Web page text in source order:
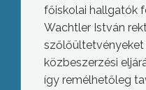
főiskolai hallgatók
Wachtler István
szőlőültetvényeket
közbeszerzési
így remélhetőleg